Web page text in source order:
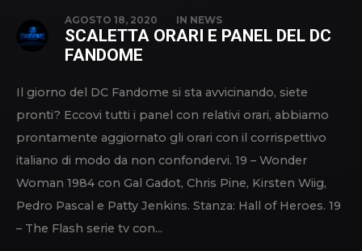
AGOSTO 18, 2020 IN NEWS
SCALETTA ORARI E PANEL DEL DC
FANDOME
Il giorno del DC Fandome si sta avvicinando, siete
pronti? Eccovi tutti i panel con relativi orari, abbiamo
prontamente aggiornato gli orari con il corrispettivo
italiano di modo da non confondervi. 19 – Wonder
Woman 1984 con Gal Gadot, Chris Pine, Kirsten Wiig,
Pedro Pascal e Patty Jenkins. Stanza: Hall of Heroes. 19
– The Flash serie tv con...